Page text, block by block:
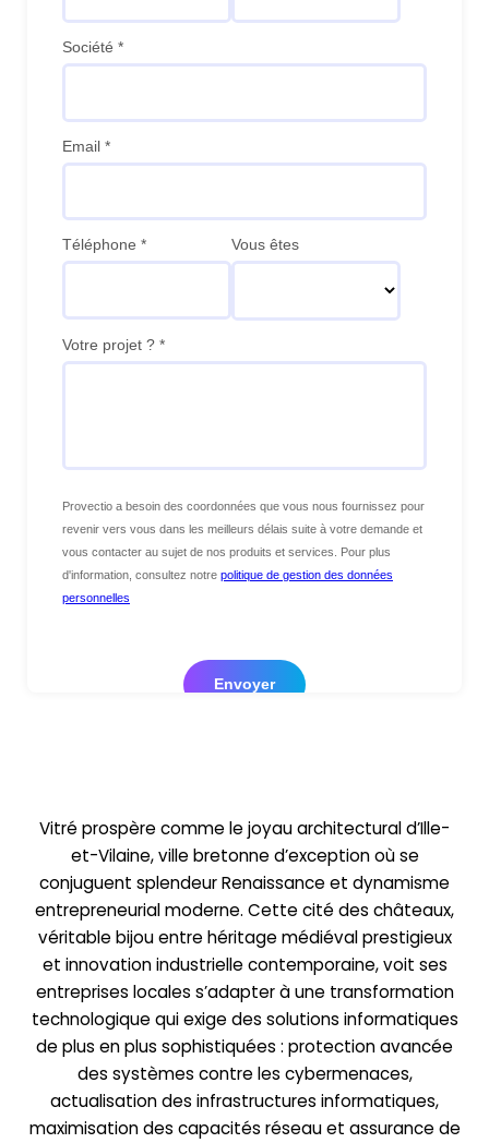
Vitré prospère comme le joyau architectural d’Ille-
et-Vilaine, ville bretonne d’exception où se
conjuguent splendeur Renaissance et dynamisme
entrepreneurial moderne. Cette cité des châteaux,
véritable bijou entre héritage médiéval prestigieux
et innovation industrielle contemporaine, voit ses
entreprises locales s’adapter à une transformation
technologique qui exige des solutions informatiques
de plus en plus sophistiquées : protection avancée
des systèmes contre les cybermenaces,
actualisation des infrastructures informatiques,
maximisation des capacités réseau et assurance de